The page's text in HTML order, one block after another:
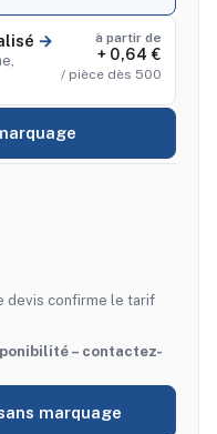
à partir de
+ 0,64 €
/ pièce dès 500
devis confirme le tarif
marquage
– contactez-